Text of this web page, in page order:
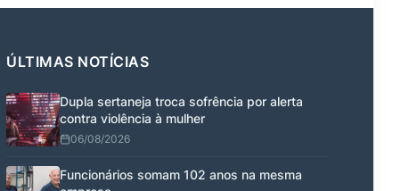
ÚLTIMAS NOTÍCIAS
Dupla sertaneja troca sofrência por alerta
contra violência à mulher
06/08/2026
Funcionários somam 102 anos na mesma